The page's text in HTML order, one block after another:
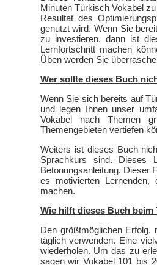
Minuten Türkisch Vokabel
Resultat des
genutzt wird. Wenn Sie
zu investieren, dann ist
Lernfortschritt machen
Üben werden Sie
Wer sollte dieses Buch
Wenn Sie sich bereits auf
und legen Ihnen unser
Vokabel nach Themen
Themengebieten vertiefen
Weiters ist dieses Buch
Sprachkurs sind. Dieses
Betonungsanleitung. Dieser
es motivierten
machen.
Wie hilft dieses Buch beim
Den größtmöglichen
täglich verwenden. Eine
wiederholen. Um das zu
sagen wir Vokabel 101 bis